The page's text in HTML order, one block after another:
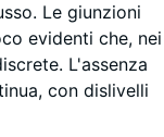
Le giunzioni
evidenti che, nei
L'assenza
con dislivelli